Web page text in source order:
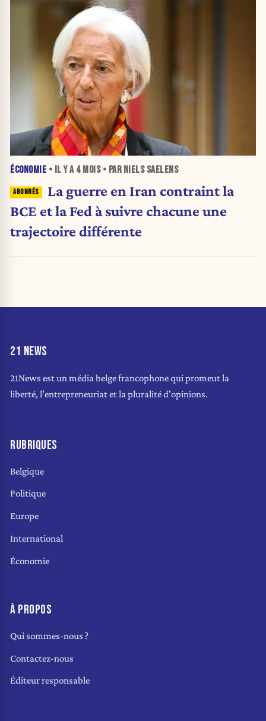
ÉCONOMIE • IL Y A 4 MOIS• PAR NIELS SAELENS
La guerre en Iran contraint la
BCE et la Fed à suivre chacune une
trajectoire différente
21 NEWS
21News est un média belge francophone qui promeut la
liberté, l'entrepreneuriat et la pluralité d'opinions.
RUBRIQUES
Belgique
Politique
Europe
International
Économie
À PROPOS
Qui sommes-nous ?
Contactez-nous
Éditeur responsable